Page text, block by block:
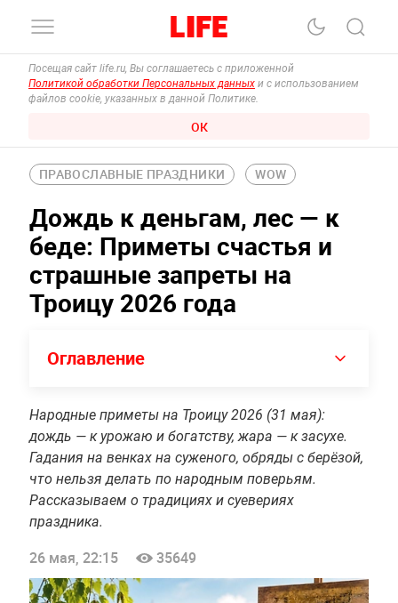
Посещая сайт life.ru, Вы соглашаетесь с приложенной
Политикой обработки Персональных данных и с использованием
файлов cookie, указанных в данной Политике.
ОК
ПРАВОСЛАВНЫЕ ПРАЗДНИКИ WOW
Дождь к деньгам, лес — к
беде: Приметы счастья и
страшные запреты на
Троицу 2026 года
Оглавление
Народные приметы на Троицу 2026 (31 мая):
дождь — к урожаю и богатству, жара — к засухе.
Гадания на венках на суженого, обряды с берёзой,
что нельзя делать по народным поверьям.
Рассказываем о традициях и суевериях
праздника.
26 мая, 22:15 35649